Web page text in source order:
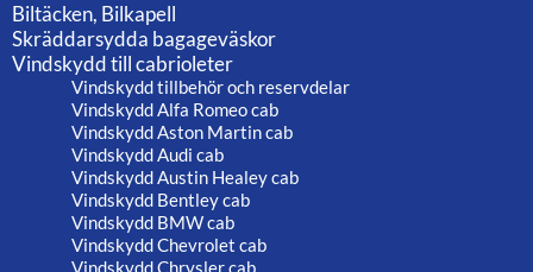
Biltäcken, Bilkapell
Skräddarsydda bagageväskor
Vindskydd till cabrioleter
Vindskydd tillbehör och reservdelar
Vindskydd Alfa Romeo cab
Vindskydd Aston Martin cab
Vindskydd Audi cab
Vindskydd Austin Healey cab
Vindskydd Bentley cab
Vindskydd BMW cab
Vindskydd Chevrolet cab
Vindskydd Chrysler cab